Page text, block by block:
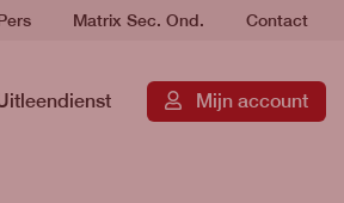
Matrix Sec. Ond. Contact
Mijn account